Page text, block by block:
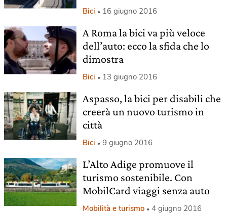
Bici 16 giugno 2016
A Roma la bici va più veloce
dell’auto: ecco la sfida che lo
dimostra
Bici 13 giugno 2016
Aspasso, la bici per disabili che
creerà un nuovo turismo in
città
Bici 9 giugno 2016
L’Alto Adige promuove il
turismo sostenibile. Con
MobilCard viaggi senza auto
Mobilità e turismo 4 giugno 2016